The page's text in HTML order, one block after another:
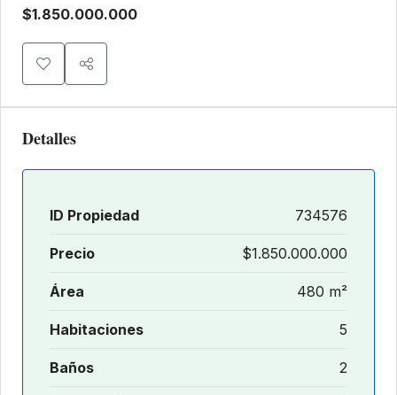
$1.850.000.000
Detalles
ID Propiedad 734576
Precio $1.850.000.000
Área 480 m²
Habitaciones 5
Baños 2